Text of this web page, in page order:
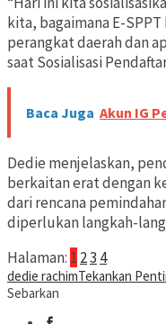
kita, bagaimana E-
perangkat daerah dan
saat Sosialisasi
Baca Juga Akun IG
Dedie menjelaskan,
berkaitan erat dengan
dari rencana
diperlukan langkah-
Halaman: 1 23 4
dedie rachimTekankan
Sebarkan